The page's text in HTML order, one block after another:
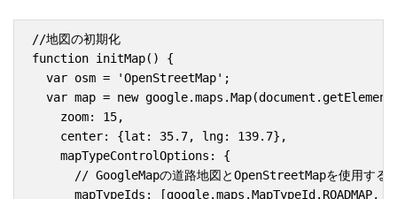
//地図の初期化
function initMap() {
  var osm = 'OpenStreetMap';
var map = new
    zoom: 15,
    center: {lat: 35.7, lng: 139.7},
    mapTypeControlOptions: {
// GoogleMapの道路地図とOpenStreetMapを使用する
mapTypeIds: [google.maps.MapTypeId.ROADMAP,